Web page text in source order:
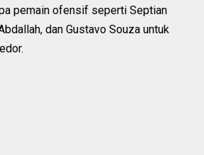
pemain ofensif seperti Septian
dan Gustavo Souza untuk